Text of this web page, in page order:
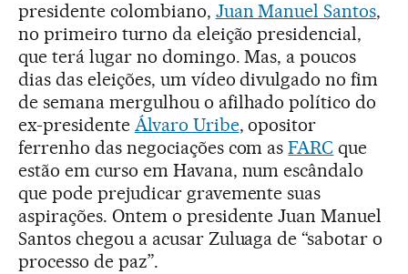
presidente colombiano, Juan Manuel Santos,
no primeiro turno da eleição presidencial,
que terá lugar no domingo. Mas, a poucos
dias das eleições, um vídeo divulgado no fim
de semana mergulhou o afilhado político do
ex-presidente Álvaro Uribe, opositor
ferrenho das negociações com asFARC que
estão em curso em Havana, num escândalo
que pode prejudicar gravemente suas
aspirações. Ontem o presidente Juan Manuel
Santos chegou a acusar Zuluaga de “sabotar o
processo de paz”.